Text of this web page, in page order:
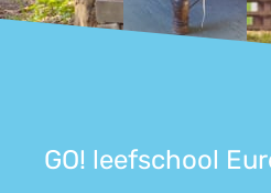
GO! leefschool